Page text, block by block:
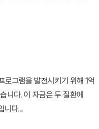
그램을 발전시키기 위해 1억
니다. 이 자금은 두 질환에
니다....